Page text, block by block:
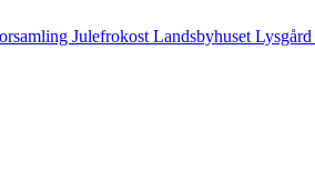
Julefrokost Landsbyhuset Lysgård